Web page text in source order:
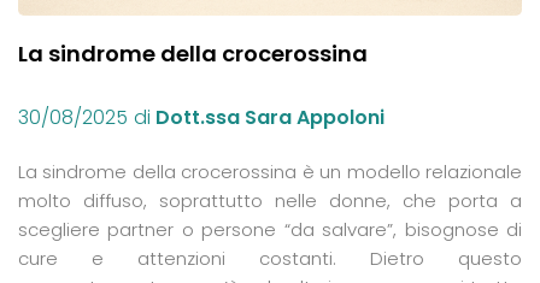
La sindrome della crocerossina
30/08/2025 di Dott.ssa Sara Appoloni
La sindrome della crocerossina è un modello relazionale
molto diffuso, soprattutto nelle donne, che porta a
scegliere partner o persone “da salvare”, bisognose di
cure e attenzioni costanti. Dietro questo